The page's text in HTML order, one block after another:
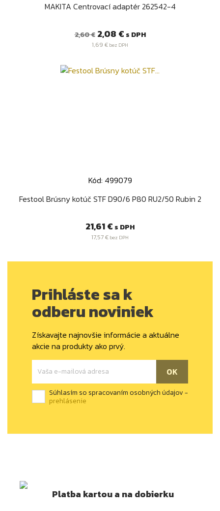
MAKITA Centrovací adaptér 262542-4
Bežná
cena
2,60 € Cena
2,08 € s DPH
1,69 € bez DPH
Kód: 499079
Festool Brúsny kotúč STF D90/6 P80 RU2/50 Rubin 2
Cena
21,61 € s DPH
17,57 € bez DPH
Prihláste sa k
odberu noviniek
Získavajte najnovšie informácie a aktuálne
akcie na produkty ako prvý.
Súhlasím so spracovaním osobných údajov -
prehlásenie
Platba kartou a na dobierku